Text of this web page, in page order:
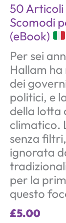
50 Articoli
Scomodi
(eBook)
Per sei
Hallam
dei
politici, e
della lotta
climatico.
senza
ignorata
per la
questo
£5.00